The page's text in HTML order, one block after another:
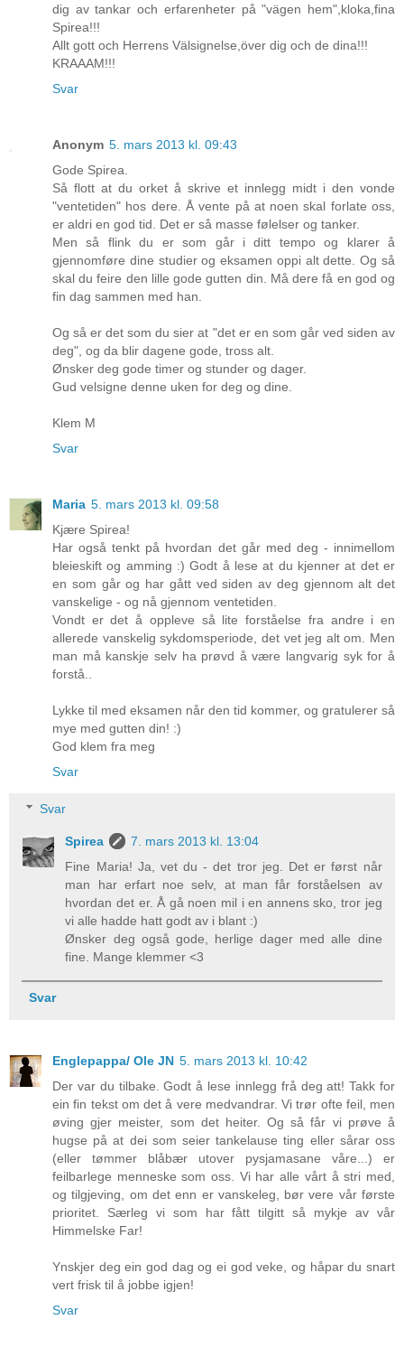
dig av tankar och erfarenheter på "vägen hem",kloka,fina
Spirea!!!
Allt gott och Herrens Välsignelse,över dig och de dina!!!
KRAAAM!!!
Svar
Anonym 5. mars 2013 kl. 09:43
Gode Spirea.
Så flott at du orket å skrive et innlegg midt i den vonde
"ventetiden" hos dere. Å vente på at noen skal forlate oss,
er aldri en god tid. Det er så masse følelser og tanker.
Men så flink du er som går i ditt tempo og klarer å
gjennomføre dine studier og eksamen oppi alt dette. Og så
skal du feire den lille gode gutten din. Må dere få en god og
fin dag sammen med han.
Og så er det som du sier at "det er en som går ved siden av
deg", og da blir dagene gode, tross alt.
Ønsker deg gode timer og stunder og dager.
Gud velsigne denne uken for deg og dine.
Klem M
Svar
Maria 5. mars 2013 kl. 09:58
Kjære Spirea!
Har også tenkt på hvordan det går med deg - innimellom
bleieskift og amming :) Godt å lese at du kjenner at det er
en som går og har gått ved siden av deg gjennom alt det
vanskelige - og nå gjennom ventetiden.
Vondt er det å oppleve så lite forståelse fra andre i en
allerede vanskelig sykdomsperiode, det vet jeg alt om. Men
man må kanskje selv ha prøvd å være langvarig syk for å
forstå..
Lykke til med eksamen når den tid kommer, og gratulerer så
mye med gutten din! :)
God klem fra meg
Svar
Svar
Spirea
7. mars 2013 kl. 13:04
Fine Maria! Ja, vet du - det tror jeg. Det er først når
man har erfart noe selv, at man får forståelsen av
hvordan det er. Å gå noen mil i en annens sko, tror jeg
vi alle hadde hatt godt av i blant :)
Ønsker deg også gode, herlige dager med alle dine
fine. Mange klemmer <3
Svar
Englepappa/ Ole JN 5. mars 2013 kl. 10:42
Der var du tilbake. Godt å lese innlegg frå deg att! Takk for
ein fin tekst om det å vere medvandrar. Vi trør ofte feil, men
øving gjer meister, som det heiter. Og så får vi prøve å
hugse på at dei som seier tankelause ting eller sårar oss
(eller tømmer blåbær utover pysjamasane våre...) er
feilbarlege menneske som oss. Vi har alle vårt å stri med,
og tilgjeving, om det enn er vanskeleg, bør vere vår første
prioritet. Særleg vi som har fått tilgitt så mykje av vår
Himmelske Far!
Ynskjer deg ein god dag og ei god veke, og håpar du snart
vert frisk til å jobbe igjen!
Svar